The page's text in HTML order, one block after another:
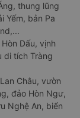
thung lũng
Yếm, bản Pa
Dấu, vịnh
di tích Tràng
Châu, vườn
đảo Hòn Ngư,
Nghệ An, biển